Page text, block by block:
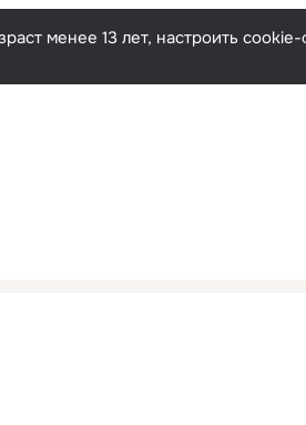
менее 13 лет, настроить